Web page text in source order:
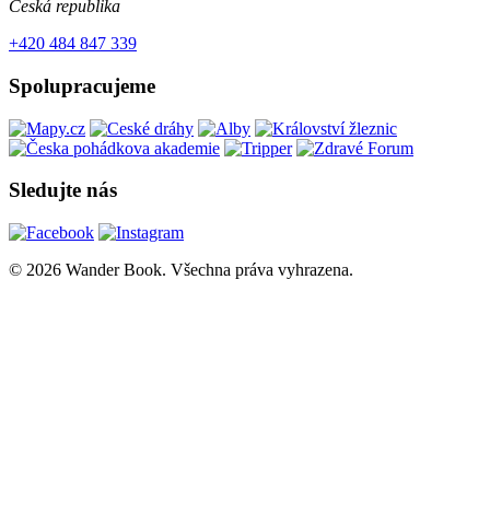
Česká republika
+420 484 847 339
Spolupracujeme
Sledujte nás
© 2026 Wander Book. Všechna práva vyhrazena.